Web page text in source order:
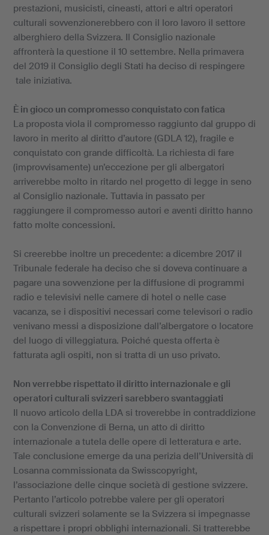
prestazioni, musicisti, cineasti, attori e altri operatori
culturali sovvenzionerebbero con il loro lavoro il settore
alberghiero della Svizzera. Il Consiglio nazionale
affronterà la questione il 10 settembre. Nella primavera
del 2019 il Consiglio degli Stati ha deciso di respingere
tale iniziativa.
È in gioco un compromesso conquistato con fatica
La proposta viola il compromesso raggiunto dal gruppo di
lavoro in merito al diritto d’autore (GDLA 12), fragile e
conquistato con grande difficoltà. La richiesta di fare
(improvvisamente) un’eccezione per gli albergatori
arriverebbe molto in ritardo nel progetto di legge in seno
al Consiglio nazionale. Tuttavia in passato per
raggiungere il compromesso autori e aventi diritto hanno
fatto molte concessioni.
Si creerebbe inoltre un precedente: a dicembre 2017 il
Tribunale federale ha deciso che si doveva continuare a
pagare una sovvenzione per la diffusione di programmi
radio e televisivi nelle camere di hotel o nelle case
vacanza, se i dispositivi necessari come televisori o radio
venivano messi a disposizione dall’albergatore o locatore
del luogo di villeggiatura. Poiché questa offerta è
fatturata agli ospiti, non si tratta di un uso privato.
Non verrebbe rispettato il diritto internazionale e gli
operatori culturali svizzeri sarebbero svantaggiati
Il nuovo articolo della LDA si troverebbe in contraddizione
con la Convenzione di Berna, un atto di diritto
internazionale a tutela delle opere di letteratura e arte.
Tale conclusione emerge da una perizia dell’Università di
Losanna commissionata da Swisscopyright,
l’associazione delle cinque società di gestione svizzere.
Pertanto l’articolo potrebbe valere per gli operatori
culturali svizzeri solamente se la Svizzera si impegnasse
a rispettare i propri obblighi internazionali. Si tratterebbe